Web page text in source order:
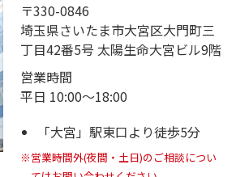
〒330-0846
埼玉県さいたま市大宮区大門町三
丁目42番5号 太陽生命大宮ビル9階
営業時間
平日 10:00～18:00
「大宮」駅東口より徒歩5分
※営業時間外(夜間・土日)のご相談につい